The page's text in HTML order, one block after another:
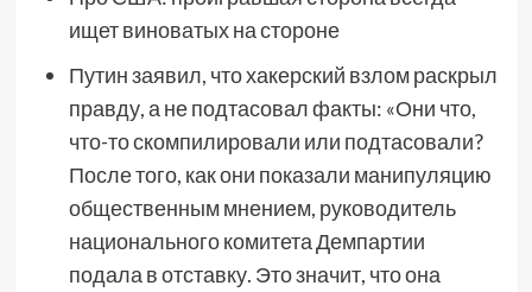
ищет виноватых на стороне
Путин заявил, что хакерский взлом раскрыл
правду, а не подтасовал факты: «Они что,
что-то скомпилировали или подтасовали?
После того, как они показали манипуляцию
общественным мнением, руководитель
национального комитета Демпартии
подала в отставку. Это значит, что она